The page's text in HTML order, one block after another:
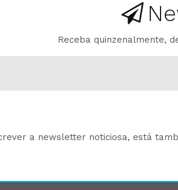
Receba quinzenalmente,
a newsletter noticiosa, está